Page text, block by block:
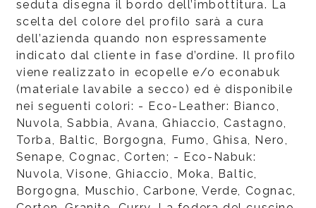
seduta disegna il bordo dell’imbottitura. La
scelta del colore del profilo sarà a cura
dell’azienda quando non espressamente
indicato dal cliente in fase d’ordine. Il profilo
viene realizzato in ecopelle e/o econabuk
(materiale lavabile a secco) ed è disponibile
nei seguenti colori: - Eco-Leather: Bianco,
Nuvola, Sabbia, Avana, Ghiaccio, Castagno,
Torba, Baltic, Borgogna, Fumo, Ghisa, Nero,
Senape, Cognac, Corten; - Eco-Nabuk:
Nuvola, Visone, Ghiaccio, Moka, Baltic,
Borgogna, Muschio, Carbone, Verde, Cognac,